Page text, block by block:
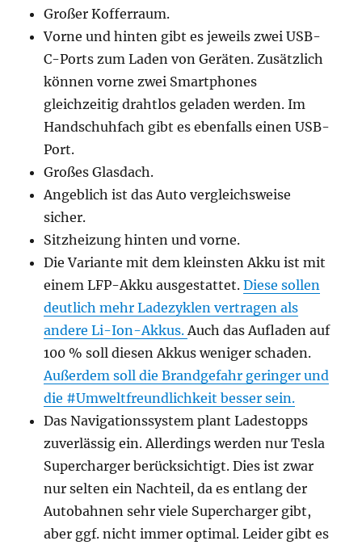
Großer Kofferraum.
Vorne und hinten gibt es jeweils zwei USB-
C-Ports zum Laden von Geräten. Zusätzlich
können vorne zwei Smartphones
gleichzeitig drahtlos geladen werden. Im
Handschuhfach gibt es ebenfalls einen USB-
Port.
Großes Glasdach.
Angeblich ist das Auto vergleichsweise
sicher.
Sitzheizung hinten und vorne.
Die Variante mit dem kleinsten Akku ist mit
einem LFP-Akku ausgestattet.Diese sollen
deutlich mehr Ladezyklen vertragen als
andere Li-Ion-Akkus.Auch das Aufladen auf
100 % soll diesen Akkus weniger schaden.
Außerdem soll die Brandgefahr geringer und
die #Umweltfreundlichkeit besser sein.
Das Navigationssystem plant Ladestopps
zuverlässig ein. Allerdings werden nur Tesla
Supercharger berücksichtigt. Dies ist zwar
nur selten ein Nachteil, da es entlang der
Autobahnen sehr viele Supercharger gibt,
aber ggf. nicht immer optimal. Leider gibt es